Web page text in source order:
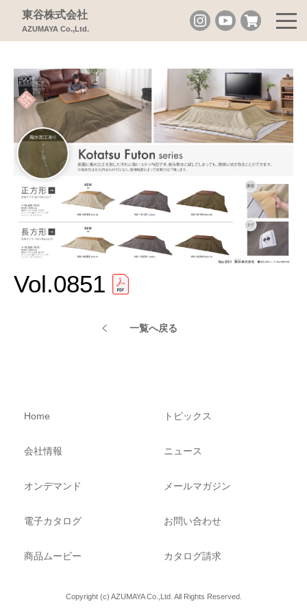
東谷株式会社
AZUMAYA Co.,Ltd.
Vol.0851
一覧へ戻る
Home
会社情報
オンデマンド
電子カタログ
商品ムービー
トピックス
ニュース
メールマガジン
お問い合わせ
カタログ請求
Copyright (c) AZUMAYA Co.,Ltd. All Rights Reserved.